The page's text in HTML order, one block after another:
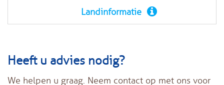
Landinformatie
Heeft u advies nodig?
We helpen u graag. Neem contact op met ons voor